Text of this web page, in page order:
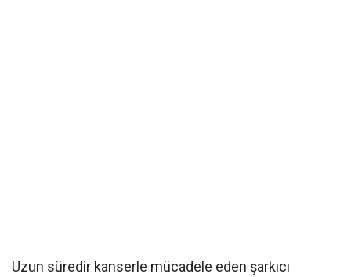
Uzun süredir kanserle mücadele eden şarkıcı